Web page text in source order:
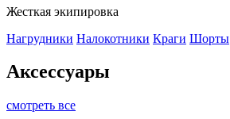
Жесткая экипировка
Нагрудники Налокотники Краги Шорты
Аксессуары
смотреть все